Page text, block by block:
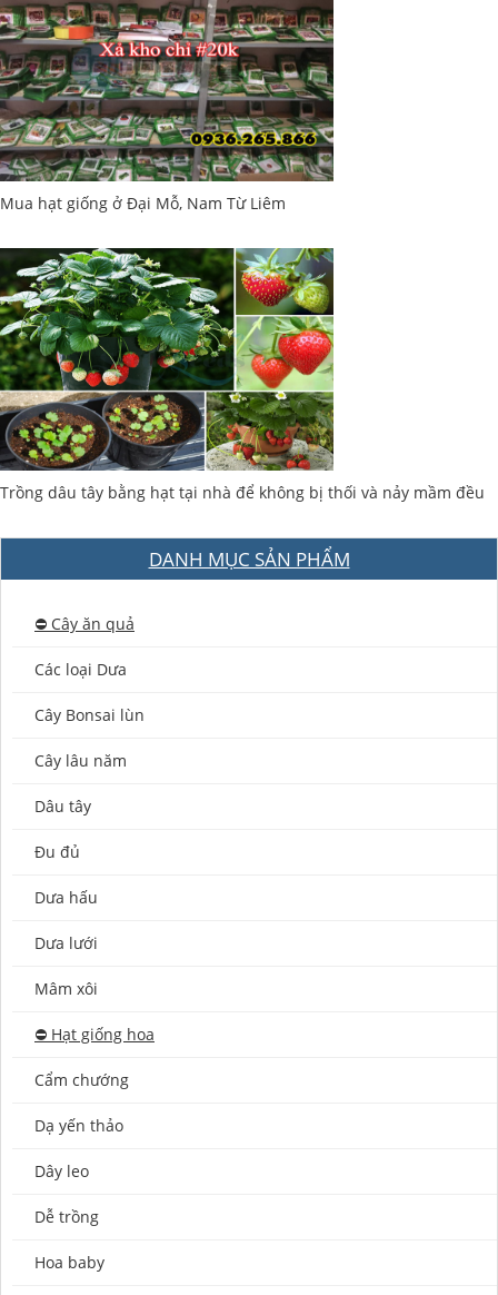
Mua hạt giống ở Đại Mỗ, Nam Từ Liêm
Trồng dâu tây bằng hạt tại nhà để không bị thối và nảy mầm đều
DANH MỤC SẢN PHẨM
⛔️ Cây ăn quả
Các loại Dưa
Cây Bonsai lùn
Cây lâu năm
Dâu tây
Đu đủ
Dưa hấu
Dưa lưới
Mâm xôi
⛔️ Hạt giống hoa
Cẩm chướng
Dạ yến thảo
Dây leo
Dễ trồng
Hoa baby